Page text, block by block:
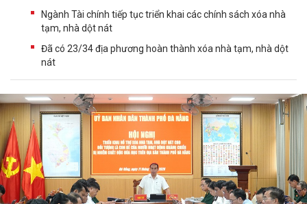
Ngành Tài chính tiếp tục triển khai các chính sách xóa nhà
tạm, nhà dột nát
Đã có 23/34 địa phương hoàn thành xóa nhà tạm, nhà dột
nát